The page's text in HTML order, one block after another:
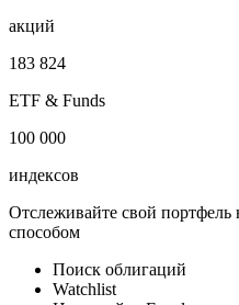
облигаций
100 000
акций
183 824
ETF & Funds
100 000
Отслеживайте свой